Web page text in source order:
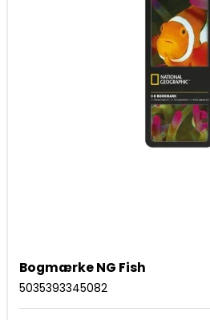
Bogmærke NG Fish
5035393345082